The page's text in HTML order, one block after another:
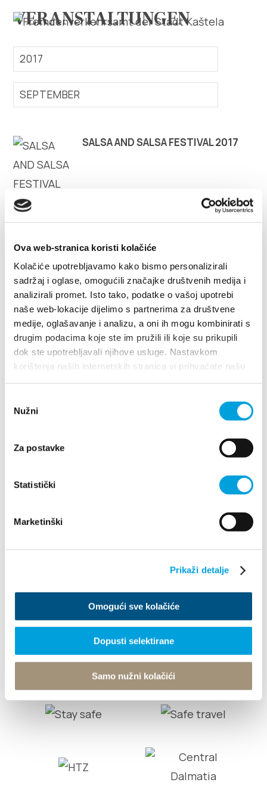
Ova web-stranica koristi kolačiće
Kolačiće upotrebljavamo kako bismo personalizirali
sadržaj i oglase, omogućili značajke društvenih medija i
analizirali promet. Isto tako, podatke o vašoj upotrebi
naše web-lokacije dijelimo s partnerima za društvene
medije, oglašavanje i analizu, a oni ih mogu kombinirati s
drugim podacima koje ste im pružili ili koje su prikupili
dok ste upotrebljavali njihove usluge. Nastavkom
korištenja naših internetskih stranica vi prihvaćate našu
pristanka
Nužni
Za postavke
Statistički
Marketinški
Prikaži detalje
Omogući sve kolačiće
Dopusti selektirane
Samo nužni kolačići
Erforsche
Destination
Info
Multimedia
Turistički ured
Safe in Dalmatia
de
21216 Kaštel Stari, Hrvatska
Richtungen
VERANSTALTUNGEN
2017
SEPTEMBER
SALSA AND SALSA FESTIVAL 2017
Villa Nika, Kamberovo šetalište 30
21216 Kaštel Stari, Hrvatska
Richtungen
+385 21 227 933
info@kastela-info.hr
Cookie-Richtlinie Developed by:
Design by:Signed Design